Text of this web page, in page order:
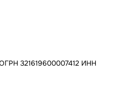
321619600007412 ИНН